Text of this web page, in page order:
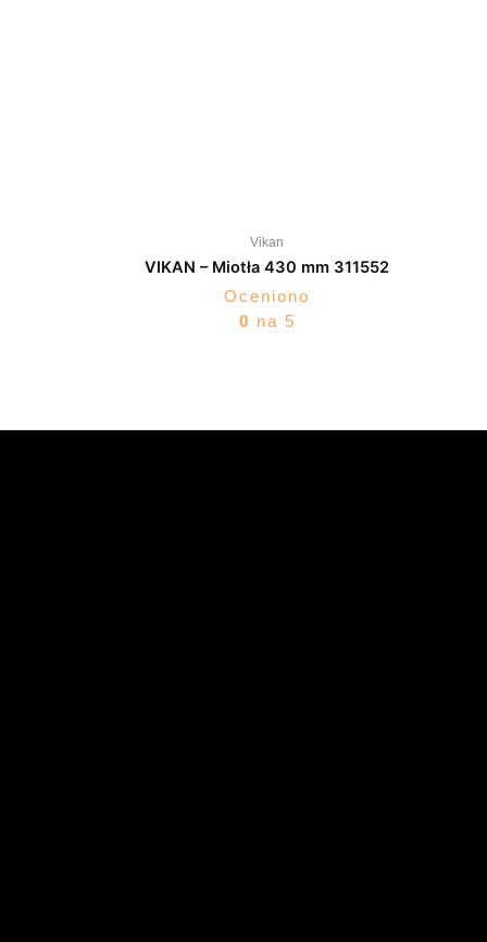
Vikan
VIKAN – Miotła 430 mm 311552
Oceniono
0 na 5